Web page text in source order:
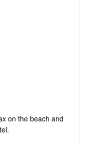
on the beach and